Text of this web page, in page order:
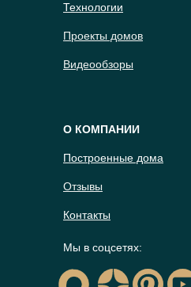
Контакты
Отзывы
Построенные дома
О КОМПАНИИ
Видеообзоры
Проекты домов
Технологии
Мы в соцсетях: